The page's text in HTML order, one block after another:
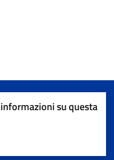
su questa
su 5
5